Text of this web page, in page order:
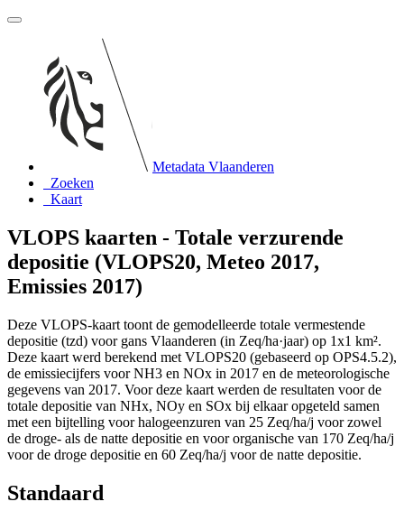
Metadata Vlaanderen
Zoeken
Kaart
VLOPS kaarten - Totale verzurende
depositie (VLOPS20, Meteo 2017,
Emissies 2017)
Deze VLOPS-kaart toont de gemodelleerde totale vermestende
depositie (tzd) voor gans Vlaanderen (in Zeq/ha·jaar) op 1x1 km².
Deze kaart werd berekend met VLOPS20 (gebaseerd op OPS4.5.2),
de emissiecijfers voor NH3 en NOx in 2017 en de meteorologische
gegevens van 2017. Voor deze kaart werden de resultaten voor de
totale depositie van NHx, NOy en SOx bij elkaar opgeteld samen
met een bijtelling voor halogeenzuren van 25 Zeq/ha/j voor zowel
de droge- als de natte depositie en voor organische van 170 Zeq/ha/j
voor de droge depositie en 60 Zeq/ha/j voor de natte depositie.
Standaard